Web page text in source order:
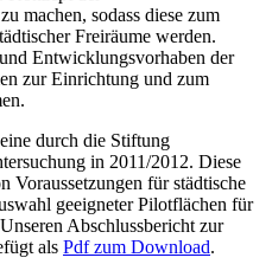
machen, sodass diese zum
Freiräume werden.
Entwicklungsvorhaben der
zur Einrichtung und zum
durch die Stiftung
in 2011/2012. Diese
Voraussetzungen für städtische
geeigneter Pilotflächen für
Abschlussbericht zur
als Pdf zum Download.